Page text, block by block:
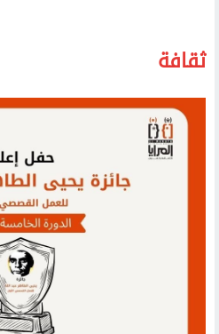
40 الكهربائية العام المقبل
ثقافة